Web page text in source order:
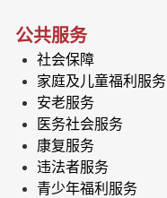
公共服务
社会保障
家庭及儿童福利服务
安老服务
医务社会服务
康复服务
违法者服务
青少年福利服务